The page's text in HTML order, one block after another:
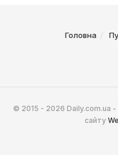
Головна
© 2015 - 2026 Daily.com.ua -
сайту